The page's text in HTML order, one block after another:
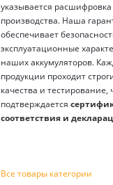
указывается
производства. Наша
обеспечивает
эксплуатационные
наших аккумуляторов.
продукции проходит
качества и тестирование,
подтверждается
соответствия и
Все товары категории